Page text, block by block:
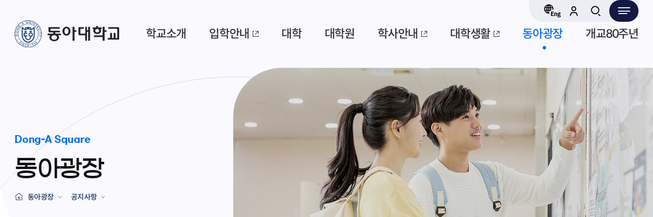
학교소개 입학안내 대학 대학원 학사안내 대학생활 동아광장 개교80주년
Dong-A Square
동아광장
동아광장 공지사항